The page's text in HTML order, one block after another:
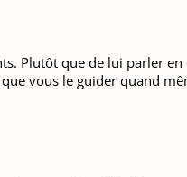
Plutôt que de lui parler
vous le guider quand